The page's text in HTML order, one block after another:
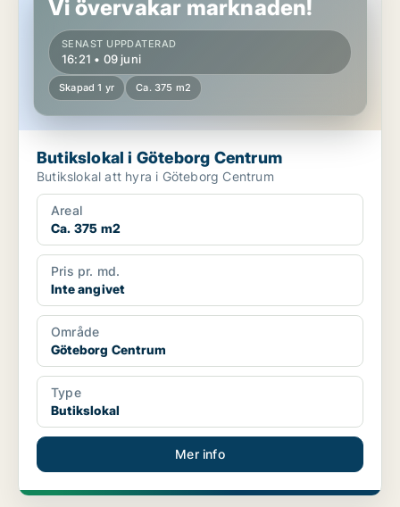
Vi övervakar marknaden!
SENAST UPPDATERAD
16:21 • 09 juni
Skapad 1 yr Ca. 375 m2
Butikslokal i Göteborg Centrum
Butikslokal att hyra i Göteborg Centrum
Areal
Ca. 375 m2
Pris pr. md.
Inte angivet
Område
Göteborg Centrum
Type
Butikslokal
Mer info